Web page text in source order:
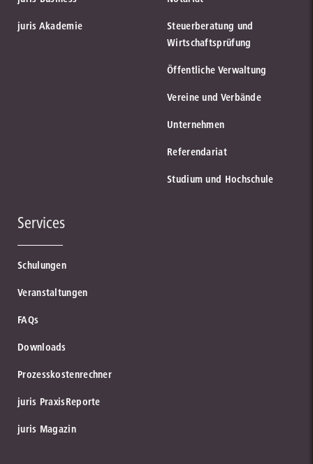
juris Akademie
Steuerberatung und
Wirtschaftsprüfung
Öffentliche Verwaltung
Vereine und Verbände
Unternehmen
Referendariat
Studium und Hochschule
Services
Schulungen
Veranstaltungen
FAQs
Downloads
Prozesskostenrechner
juris PraxisReporte
juris Magazin